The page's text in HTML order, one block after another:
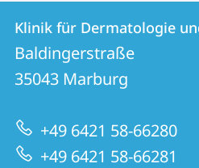
Kontakt
und
Informationen
zur
Website
Klinik
für
Dermatologie
und
Allergologie
Klinik für Dermatologie
Baldingerstraße
35043 Marburg
+49 6421 58-66280
+49 6421 58-66281